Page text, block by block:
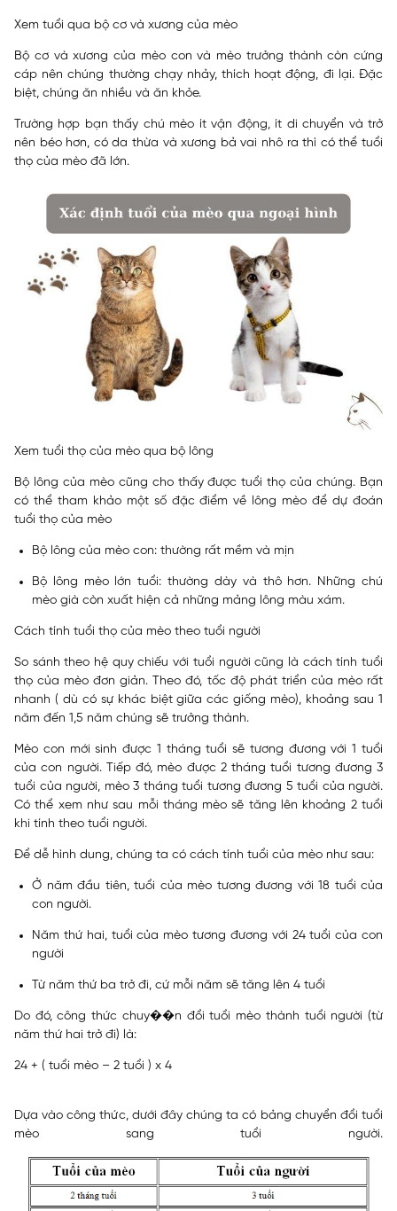
Xem tuổi qua bộ cơ và xương của mèo
Bộ cơ và xương của mèo con và mèo trưởng thành còn cứng
cáp nên chúng thường chạy nhảy, thích hoạt động, đi lại. Đặc
biệt, chúng ăn nhiều và ăn khỏe.
Trường hợp bạn thấy chú mèo ít vận động, ít di chuyển và trở
nên béo hơn, có da thừa và xương bả vai nhô ra thì có thể tuổi
thọ của mèo đã lớn.
Xem tuổi thọ của mèo qua bộ lông
Bộ lông của mèo cũng cho thấy được tuổi thọ của chúng. Bạn
có thể tham khảo một số đặc điểm về lông mèo để dự đoán
tuổi thọ của mèo
Bộ lông của mèo con: thường rất mềm và mịn
Bộ lông mèo lớn tuổi: thường dày và thô hơn. Những chú
mèo già còn xuất hiện cả những mảng lông màu xám.
Cách tính tuổi thọ của mèo theo tuổi người
So sánh theo hệ quy chiếu với tuổi người cũng là cách tính tuổi
thọ của mèo đơn giản. Theo đó, tốc độ phát triển của mèo rất
nhanh ( dù có sự khác biệt giữa các giống mèo), khoảng sau 1
năm đến 1,5 năm chúng sẽ trưởng thành.
Mèo con mới sinh được 1 tháng tuổi sẽ tương đương với 1 tuổi
của con người. Tiếp đó, mèo được 2 tháng tuổi tương đương 3
tuổi của người, mèo 3 tháng tuổi tương đương 5 tuổi của người.
Có thể xem như sau mỗi tháng mèo sẽ tăng lên khoảng 2 tuổi
khi tính theo tuổi người.
Để dễ hình dung, chúng ta có cách tính tuổi của mèo như sau:
Ở năm đầu tiên, tuổi của mèo tương đương với 18 tuổi của
con người.
Năm thứ hai, tuổi của mèo tương đương với 24 tuổi của con
người
Từ năm thứ ba trở đi, cứ mỗi năm sẽ tăng lên 4 tuổi
Do đó, công thức chuy��n đổi tuổi mèo thành tuổi người (từ
năm thứ hai trở đi) là:
24 + ( tuổi mèo – 2 tuổi ) x 4
Dựa vào công thức, dưới đây chúng ta có bảng chuyển đổi tuổi
mèo sang tuổi người.